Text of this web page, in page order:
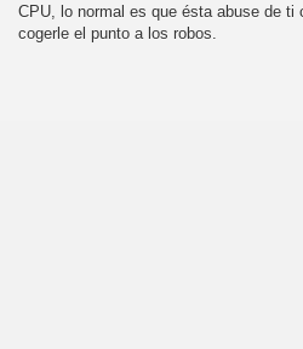
CPU, lo normal es que ésta abuse de ti
cogerle el punto a los robos.